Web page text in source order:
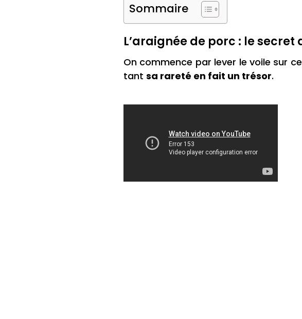
Sommaire
L’araignée de porc : le
On commence par lever le voile sur
tant sa rareté en fait un trésor.